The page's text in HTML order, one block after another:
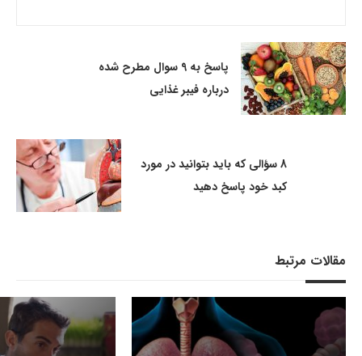
پاسخ به 9 سوال مطرح شده
درباره فیبر غذایی
8 سؤالی که باید بتوانید در مورد
کبد خود پاسخ دهید
مقالات مرتبط